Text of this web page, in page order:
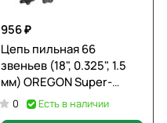
956 ₽
Цепь пильная 66
звеньев (18", 0.325", 1.5
мм) OREGON Super-
Chisel 21LPX066E
0 Есть в наличии